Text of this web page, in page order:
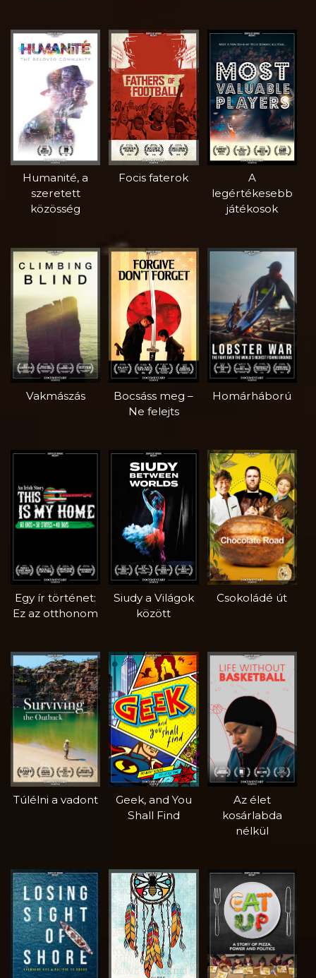
Humanité, a
szeretett
közösség
Focis faterok
A
legértékesebb
játékosok
Vakmászás
Bocsáss meg –
Ne felejts
Homárháború
Egy ír történet:
Ez az otthonom
Siudy a Világok
között
Csokoládé út
Túlélni a vadont
Geek, and You
Shall Find
Az élet
kosárlabda
nélkül